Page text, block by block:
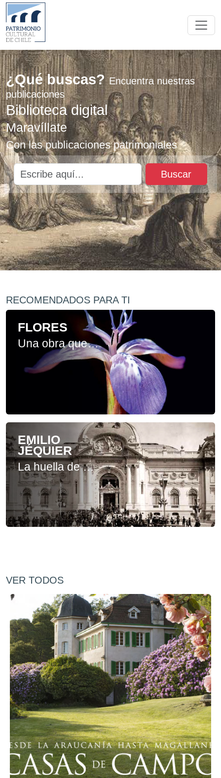
¿Qué buscas? Encuentra nuestras
publicaciones
Biblioteca digital
Maravíllate
Con las publicaciones patrimoniales
Buscar
RECOMENDADOS PARA TI
FLORES
Una obra que nos enseña la belleza y diversidad de la flora del norte de Chile, un paisaje que sorprende por su riqueza en medio del desierto de Atacama, reconocido como el más árido del mundo.
EMILIO
JÉQUIER
La huella de este arquitecto está grabada en Santiago. De su ingenio surgió la Estación Mapocho, la Bolsa de Comercio y el Museo Nacional de Bellas Artes. Este libro revisa su biografía y obra arquitectónica.
VER TODOS